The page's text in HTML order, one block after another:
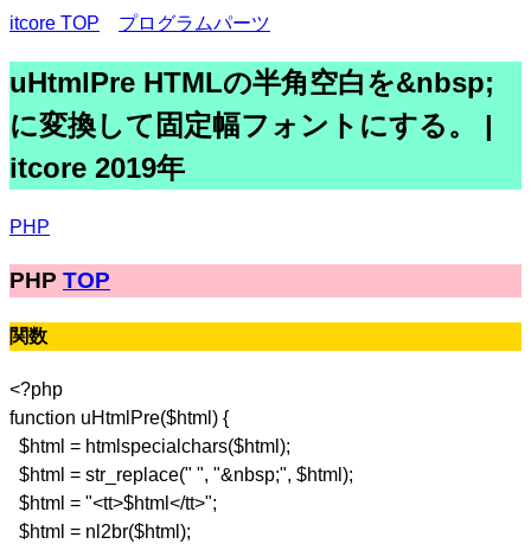
itcore TOP プログラムパーツ
uHtmlPre HTMLの半角空白を&nbsp;
に変換して固定幅フォントにする。 |
itcore 2019年
PHP
PHP TOP
関数
<?php
function uHtmlPre($html) {
$html = htmlspecialchars($html);
$html = str_replace(" ", "&nbsp;", $html);
$html = "<tt>$html</tt>";
$html = nl2br($html);